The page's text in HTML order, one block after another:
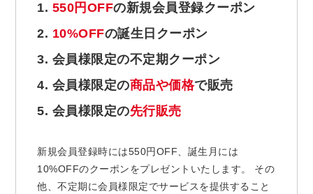
1. 550円OFFの新規会員登録クーポン
2. 10%OFFの誕生日クーポン
3. 会員様限定の不定期クーポン
4. 会員様限定の商品や価格で販売
5. 会員様限定の先行販売
新規会員登録時には550円OFF、誕生月には
10%OFFのクーポンをプレゼントいたします。 その
他、不定期に会員様限定でサービスを提供すること